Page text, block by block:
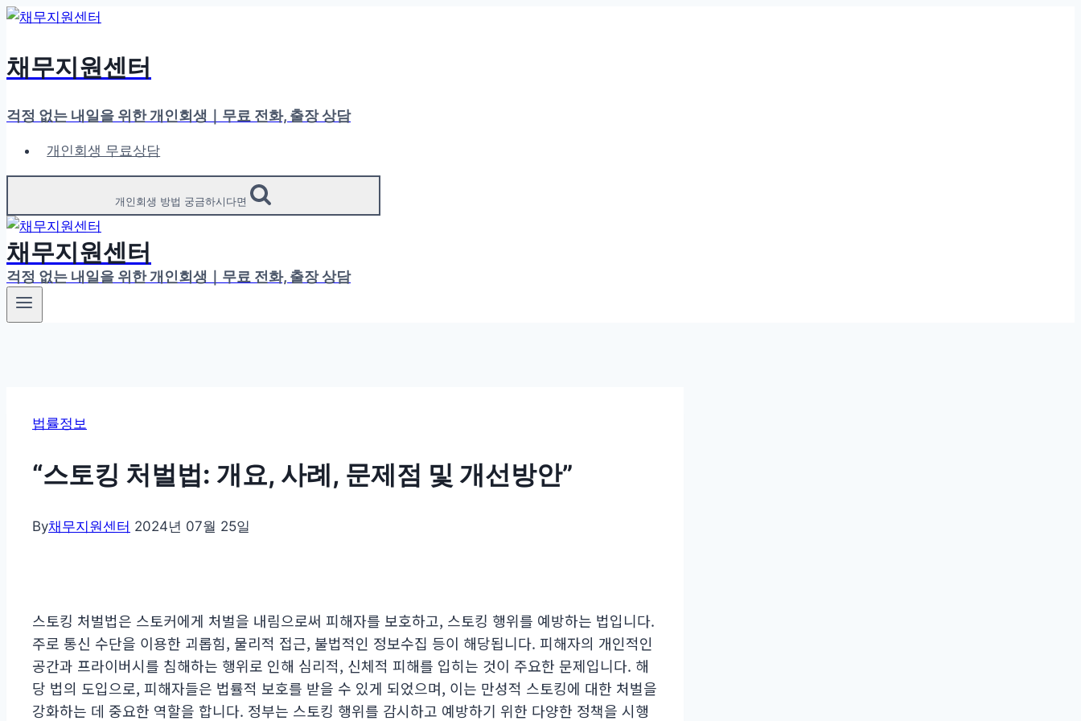
Skip
content
채무지원센터
걱정 없는 내일을 위한 개인회생｜무료 전화, 출장 상담
개인회생 무료상담
개인회생 방법 궁금하시다면
채무지원센터
걱정 없는 내일을 위한 개인회생｜무료 전화, 출장 상담
법률정보
“스토킹 처벌법: 개요, 사례, 문제점 및 개선방안”
By채무지원센터 2024년 07월 25일
스토킹 처벌법은 스토커에게 처벌을 내림으로써 피해자를 보호하고, 스토킹 행위를 예방하는 법입니다.
주로 통신 수단을 이용한 괴롭힘, 물리적 접근, 불법적인 정보수집 등이 해당됩니다. 피해자의 개인적인
공간과 프라이버시를 침해하는 행위로 인해 심리적, 신체적 피해를 입히는 것이 주요한 문제입니다. 해
당 법의 도입으로, 피해자들은 법률적 보호를 받을 수 있게 되었으며, 이는 만성적 스토킹에 대한 처벌을
강화하는 데 중요한 역할을 합니다. 정부는 스토킹 행위를 감시하고 예방하기 위한 다양한 정책을 시행